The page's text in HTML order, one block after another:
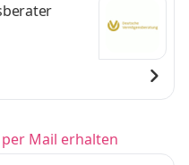
Mail erhalten